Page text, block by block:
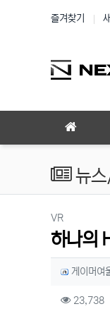
상단 네비즐겨찾기
뉴
VR분류
하나의
작성자
게이머여
컨텐
23,738